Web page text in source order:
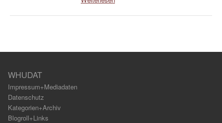
WHUDAT
Impressum+Mediadaten
Datenschutz
Kategorien+Archiv
Blogroll+Links